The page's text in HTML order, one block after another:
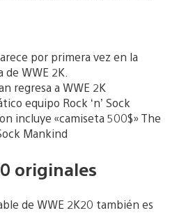
por primera vez en la
WWE 2K.
regresa a WWE 2K
equipo Rock ‘n’ Sock
incluye «camiseta 500$» The
Mankind
originales
de WWE 2K20 también es